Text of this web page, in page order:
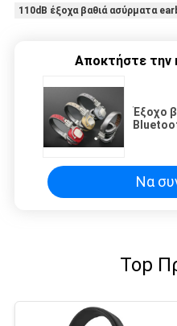
110dB έξοχα βαθιά ασύρματα
Αποκτήστε την
Έξοχο
Να
Top